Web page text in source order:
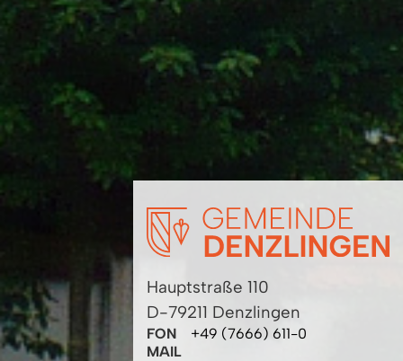
Hauptstraße 110
D-79211 Denzlingen
FON
+49 (7666) 611-0
MAIL